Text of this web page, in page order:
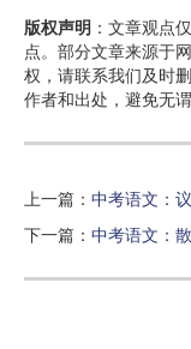
版权声明 ：文章观点
点。部分文章来源于
权，请联系我们及时
作者和出处，避免无
上一篇： 中考语文：
下一篇： 中考语文：